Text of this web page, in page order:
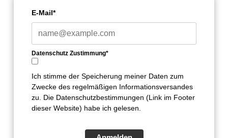
E-Mail*
Datenschutz Zustimmung*
Ich stimme der Speicherung meiner Daten zum
Zwecke des regelmäßigen Informationsversandes
zu. Die Datenschutzbestimmungen (Link im Footer
dieser Website) habe ich gelesen.